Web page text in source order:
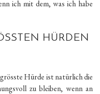
ich mit dem, was ich habe
HÜRDEN
Hürde ist natürlich die
zu bleiben, wenn an